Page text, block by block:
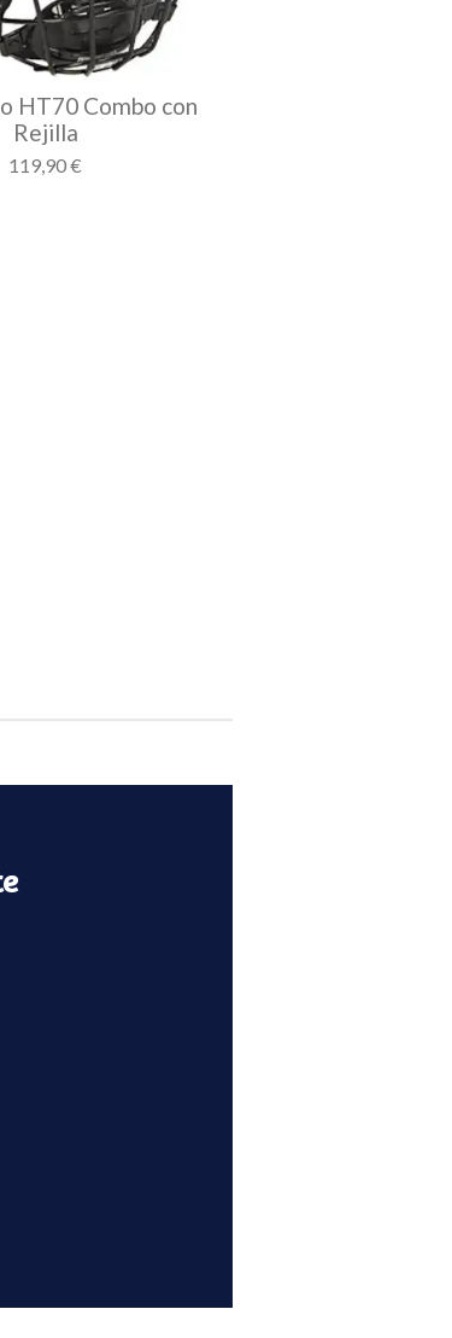
HT70 Combo con
Rejilla
119,90 €